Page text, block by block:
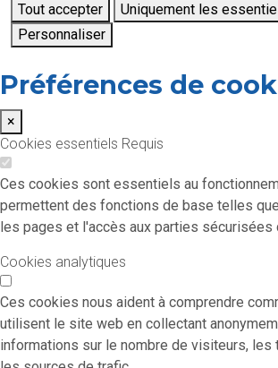
Tout accepter
Uniquement les
Personnaliser
Préférences de
×
Cookies essentiels Requis
Ces cookies sont essentiels au
permettent des fonctions de base telles
les pages et l'accès aux parties sécurisées
Cookies analytiques
Ces cookies nous aident à comprendre
utilisent le site web en collectant
informations sur le nombre de visiteurs, les